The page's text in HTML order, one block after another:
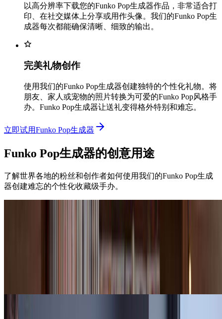
以高分辨率下载您的Funko Pop生成器作品，非常适合打
印、在社交媒体上分享或用作头像。我们的Funko Pop生
成器每次都能确保清晰、细致的输出。
完美礼物创作
使用我们的Funko Pop生成器创建独特的个性化礼物。将
朋友、家人或宠物的照片转换为可爱的Funko Pop风格手
办。Funko Pop生成器让送礼变得格外特别和难忘。
立即试用Funko Pop生成器
Funko Pop生成器的创意用途
了解世界各地的粉丝和创作者如何使用我们的Funko Pop生成
器创建难忘的个性化收藏级手办。
使用我们的Funko Pop生成器为生日、周年纪念日或特殊场合
创建独一无二的礼物。将亲人的照片转换为可爱的Funko Pop